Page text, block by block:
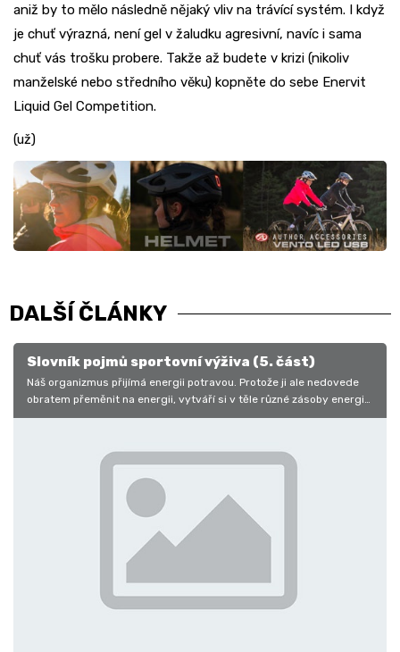
aniž by to mělo následně nějaký vliv na trávící systém. I když
je chuť výrazná, není gel v žaludku agresivní, navíc i sama
chuť vás trošku probere. Takže až budete v krizi (nikoliv
manželské nebo středního věku) kopněte do sebe Enervit
Liquid Gel Competition.
(už)
DALŠÍ ČLÁNKY
Slovník pojmů sportovní výživa (5. část)
Náš organizmus přijímá energii potravou. Protože ji ale nedovede
obratem přeměnit na energii, vytváří si v těle různé zásoby energie
– od…